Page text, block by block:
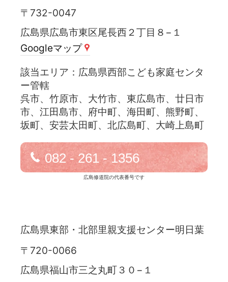
〒732-0047
広島県広島市東区尾長西２丁目８−１
Googleマップ
広島県西部こども家庭センタ
ー管轄
呉市、竹原市、大竹市、東広島市、廿日市
市、江田島市、府中町、海田町、熊野町、
坂町、安芸太田町、北広島町、大崎上島町
082 - 261 - 1356
広島修道院の代表番号です
広島県東部・北部里親支援センター明日葉
〒720-0066
広島県福山市三之丸町３０−１